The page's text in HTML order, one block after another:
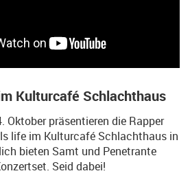
Kulturcafé Schlachthaus
Oktober präsentieren die Rapper
life im Kulturcafé Schlachthaus in
bieten Samt und Penetrante
Seid dabei!